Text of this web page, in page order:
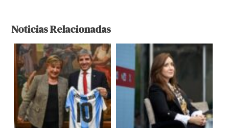
Noticias Relacionadas